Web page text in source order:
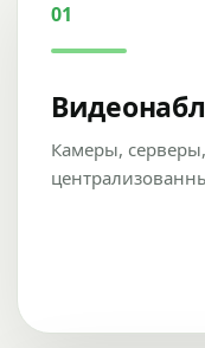
01
Камеры,